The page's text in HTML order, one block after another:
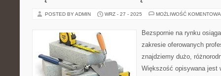
POSTED BY ADMIN WRZ - 27 - 2025 MOŻLIWOŚĆ
Bezspornie na rynku
zakresie oferowanych
znajdziemy dużo,
Większość opisywana jest